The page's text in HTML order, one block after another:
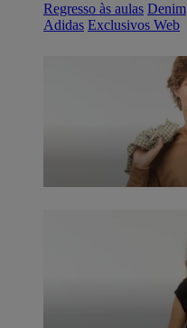
Regresso às aulas Denim
Adidas Exclusivos Web